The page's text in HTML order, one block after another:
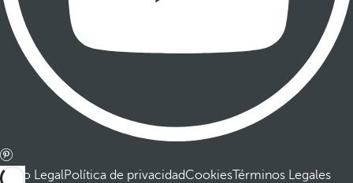
Aviso LegalPolítica de privacidadCookiesTérminos Legales